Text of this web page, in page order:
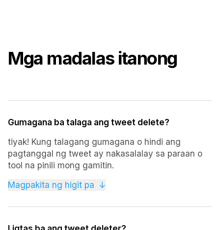
Mga madalas itanong
Gumagana ba talaga ang tweet delete?
tiyak! Kung talagang gumagana o hindi ang
pagtanggal ng tweet ay nakasalalay sa paraan o
tool na pinili mong gamitin.
Ang TweetDeleter ay hindi lamang isang
ngunit isa ring Opisyal na kasosyo sa X.com. Ang
Magpakita ng higit pa ↓